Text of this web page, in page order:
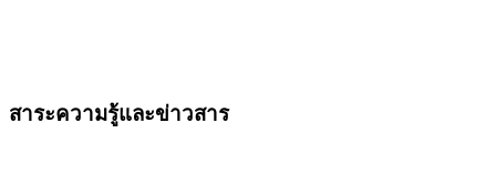
สาระความรู้และข่าวสาร